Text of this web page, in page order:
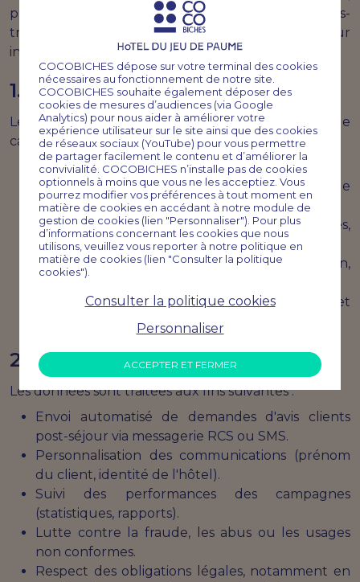
prestataire technique agissant en qualité de sous-
traitant au sens de l'article 28 du RGPD, sur
instruction de l'hôtel.
1. Données collectées
Les données susceptibles d'être collectées dans le
cadre du service RCS incluent notamment :
Les numéros de téléphone des destinataires.
Le prénom du client, à des fins de
personnalisation du message.
Le contenu des messages RCS (texte, images,
liens, boutons).
Les données de performance (livraison,
ouverture, interaction).
L'identifiant de l'émetteur (marque, logo et
identité visuelle de l'hôtel).
2. Finalités du traitement
Les données sont traitées aux fins suivantes :
Envoi automatisé de demandes d'avis clients
post-séjour via messagerie RCS ou SMS.
Personnalisation des communications (prénom
du client, identité de l'hôtel).
Suivi des performances des campagnes
(statistiques, rapports).
Lutte contre la fraude, les abus ou les usages
non conformes.
Respect des obligations légales, notamment en
COCOBICHES dépose sur votre terminal des cookies
nécessaires au fonctionnement de notre site.
COCOBICHES souhaite également déposer des
cookies de mesures d’audiences (via Google
Analytics) pour nous aider à améliorer votre
expérience utilisateur sur le site ainsi que des cookies
de réseaux sociaux (YouTube) pour vous permettre
de partager facilement le contenu et d’améliorer la
convivialité. COCOBICHES n’installe pas de cookies
optionnels à moins que vous ne les acceptiez. Vous
pourrez modifier vos préférences à tout moment en
matière de cookies en accédant à notre module de
gestion de cookies (lien "Personnaliser"). Pour plus
d’informations concernant les cookies que nous
utilisons, veuillez vous reporter à notre politique en
matière de cookies (lien "Consulter la politique
cookies").
Consulter la politique cookies
Personnaliser
ACCEPTER ET FERMER